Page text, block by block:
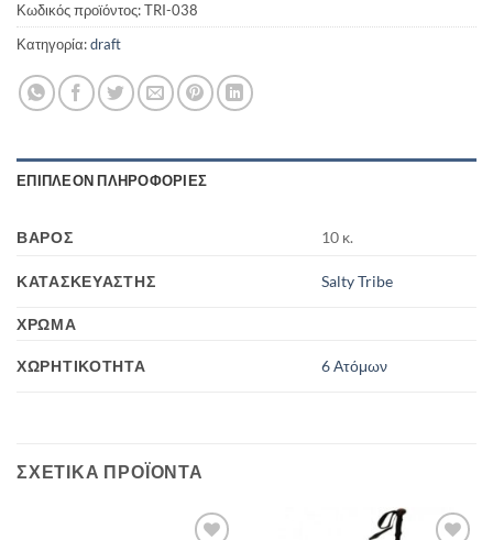
Κωδικός προϊόντος:TRI-038
Κατηγορία:draft
ΕΠΙΠΛΈΟΝ ΠΛΗΡΟΦΟΡΊΕΣ
ΒΆΡΟΣ 10 κ.
ΚΑΤΑΣΚΕΥΑΣΤΉΣ Salty Tribe
ΧΡΏΜΑ
ΧΩΡΗΤΙΚΌΤΗΤΑ 6 Ατόμων
ΣΧΕΤΙΚΆ ΠΡΟΪΌΝΤΑ